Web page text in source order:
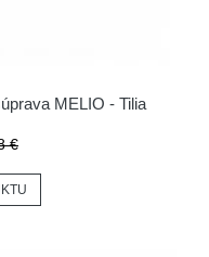
MELIO - Tilia
€